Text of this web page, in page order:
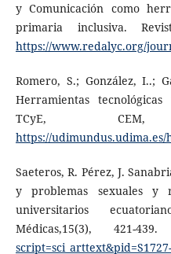
y Comunicación como
primaria inclusiva.
https://www.redalyc.org/
Romero, S.; González, I..;
Herramientas
TCyE,
https://udimundus.udima.es/
Saeteros, R. Pérez, J.
y problemas sexuales y
universitarios
Médicas,15(3), 421-